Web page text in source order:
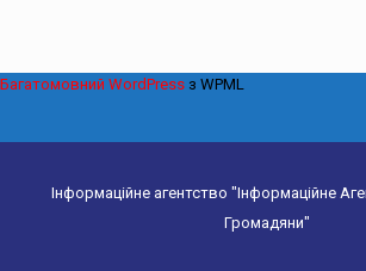
Інформаційне агентство "Інформаційне
Громадяни"
Багатомовний WordPress з WPML